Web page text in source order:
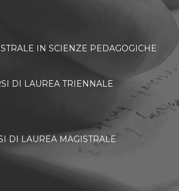
IN SCIENZE PEDAGOGICHE
DI LAUREA TRIENNALE
DI LAUREA MAGISTRALE